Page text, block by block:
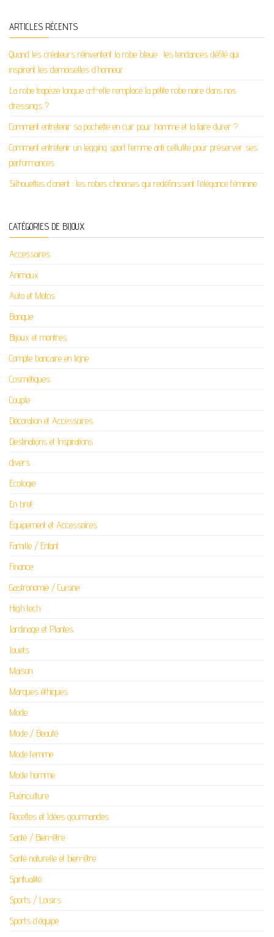
ARTICLES RÉCENTS
Quand les créateurs réinventent la robe bleue : les tendances défilé qui
inspirent les demoiselles d’honneur
La robe trapèze longue a-t-elle remplacé la petite robe noire dans nos
dressings ?
Comment entretenir sa pochette en cuir pour homme et la faire durer ?
Comment entretenir un legging sport femme anti cellulite pour préserver ses
performances
Silhouettes d’orient : les robes chinoises qui redéfinissent l’élégance féminine
CATÉGORIES DE BIJOUX
Accessoires
Animaux
Auto et Motos
Banque
Bijoux et montres
Compte bancaire en ligne
Cosmétiques
Couple
Décoration et Accessoires
Destinations et Inspirations
divers
Ecologie
En bref
Équipement et Accessoires
Famille / Enfant
Finance
Gastronomie / Cuisine
High tech
Jardinage et Plantes
Jouets
Maison
Marques éthiques
Mode
Mode / Beauté
Mode femme
Mode homme
Puériculture
Recettes et Idées gourmandes
Santé / Bien-être
Santé naturelle et bien-être
Spiritualité
Sports / Loisirs
Sports d’équipe